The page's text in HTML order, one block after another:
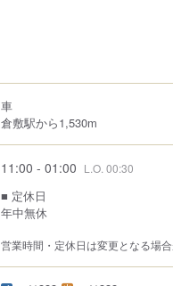
車
倉敷駅から1,530m
11:00 - 01:00 L.O. 00:30
■ 定休日
年中無休
営業時間・定休日は変更となる場